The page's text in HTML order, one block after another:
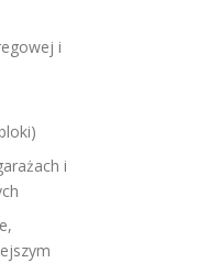
i
i